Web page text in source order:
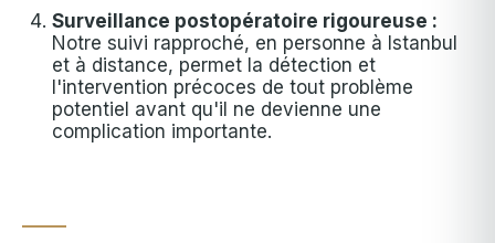
Surveillance postopératoire rigoureuse :
Notre suivi rapproché, en personne à Istanbul
et à distance, permet la détection et
l'intervention précoces de tout problème
potentiel avant qu'il ne devienne une
complication importante.